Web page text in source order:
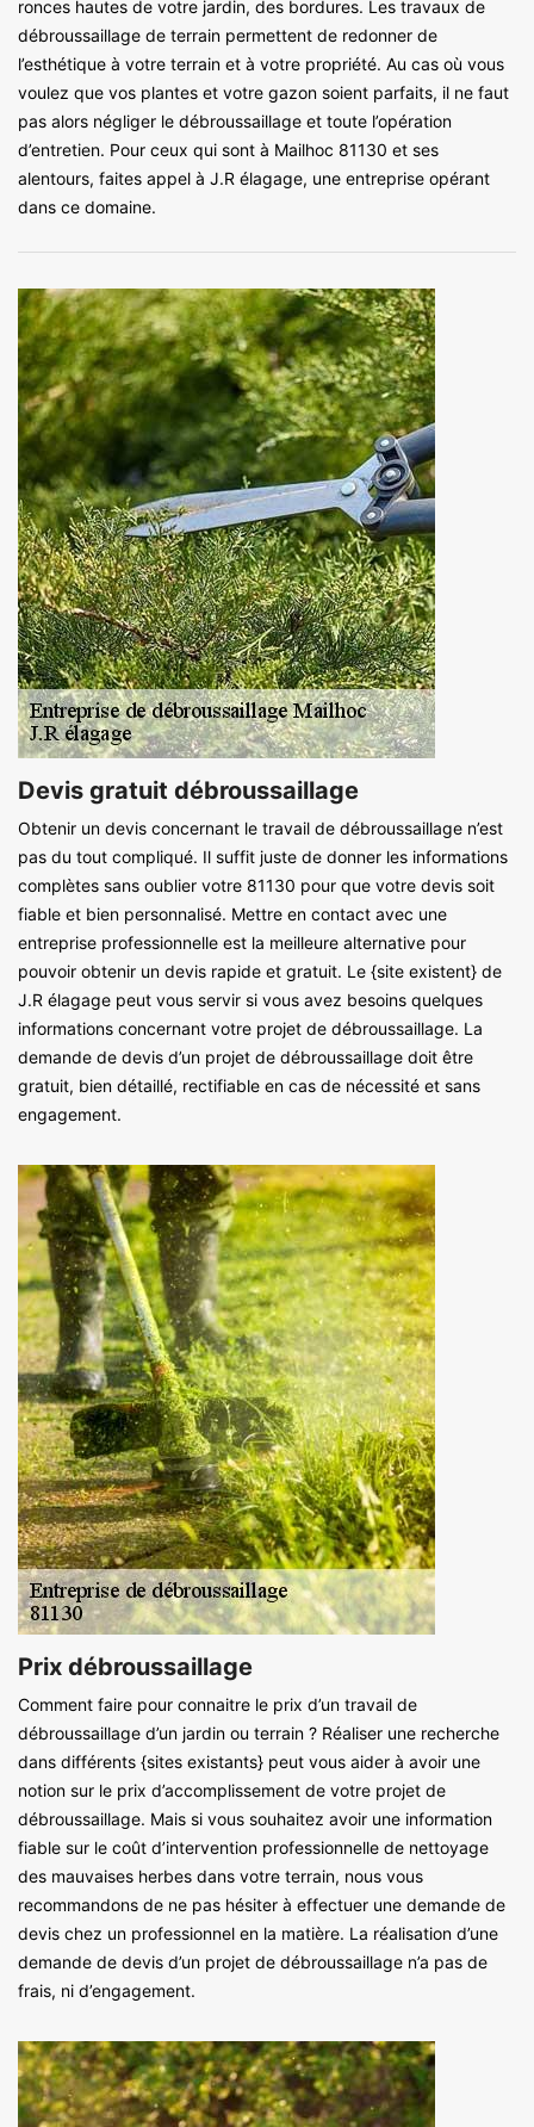
ronces hautes de votre jardin, des bordures. Les travaux de
débroussaillage de terrain permettent de redonner de
l’esthétique à votre terrain et à votre propriété. Au cas où vous
voulez que vos plantes et votre gazon soient parfaits, il ne faut
pas alors négliger le débroussaillage et toute l’opération
d’entretien. Pour ceux qui sont à Mailhoc 81130 et ses
alentours, faites appel à J.R élagage, une entreprise opérant
dans ce domaine.
Devis gratuit débroussaillage
Obtenir un devis concernant le travail de débroussaillage n’est
pas du tout compliqué. Il suffit juste de donner les informations
complètes sans oublier votre 81130 pour que votre devis soit
fiable et bien personnalisé. Mettre en contact avec une
entreprise professionnelle est la meilleure alternative pour
pouvoir obtenir un devis rapide et gratuit. Le {site existent} de
J.R élagage peut vous servir si vous avez besoins quelques
informations concernant votre projet de débroussaillage. La
demande de devis d’un projet de débroussaillage doit être
gratuit, bien détaillé, rectifiable en cas de nécessité et sans
engagement.
Prix débroussaillage
Comment faire pour connaitre le prix d’un travail de
débroussaillage d’un jardin ou terrain ? Réaliser une recherche
dans différents {sites existants} peut vous aider à avoir une
notion sur le prix d’accomplissement de votre projet de
débroussaillage. Mais si vous souhaitez avoir une information
fiable sur le coût d’intervention professionnelle de nettoyage
des mauvaises herbes dans votre terrain, nous vous
recommandons de ne pas hésiter à effectuer une demande de
devis chez un professionnel en la matière. La réalisation d’une
demande de devis d’un projet de débroussaillage n’a pas de
frais, ni d’engagement.